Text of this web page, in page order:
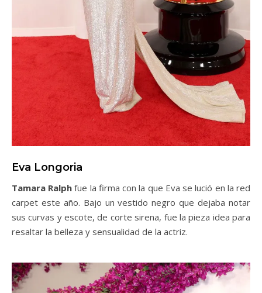
Eva Longoria
Tamara Ralphfue la firma con la que Eva se lució en la red
carpet este año. Bajo un vestido negro que dejaba notar
sus curvas y escote, de corte sirena, fue la pieza idea para
resaltar la belleza y sensualidad de la actriz.